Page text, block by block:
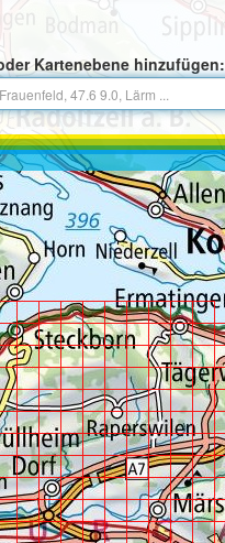
Kartenebene hinzufügen: